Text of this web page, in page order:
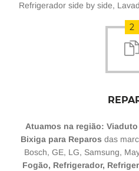
Refrigerador side by side,
2
Atuamos na região:
Bixiga para Reparos das
Bosch, GE, LG, Samsung,
Fogão, Refrigerador,